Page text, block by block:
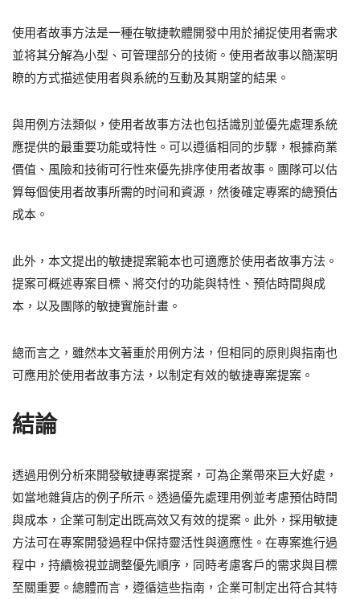
使用者故事方法是一種在敏捷軟體開發中用於捕捉使用者需求
並将其分解為小型、可管理部分的技術。使用者故事以簡潔明
瞭的方式描述使用者與系統的互動及其期望的結果。
與用例方法類似，使用者故事方法也包括識別並優先處理系統
應提供的最重要功能或特性。可以遵循相同的步驟，根據商業
價值、風險和技術可行性來優先排序使用者故事。團隊可以估
算每個使用者故事所需的时间和資源，然後確定專案的總預估
成本。
此外，本文提出的敏捷提案範本也可適應於使用者故事方法。
提案可概述專案目標、將交付的功能與特性、預估時間與成
本，以及團隊的敏捷實施計畫。
總而言之，雖然本文著重於用例方法，但相同的原則與指南也
可應用於使用者故事方法，以制定有效的敏捷專案提案。
結論
透過用例分析來開發敏捷專案提案，可為企業帶來巨大好處，
如當地雜貨店的例子所示。透過優先處理用例並考慮預估時間
與成本，企業可制定出既高效又有效的提案。此外，採用敏捷
方法可在專案開發過程中保持靈活性與適應性。在專案進行過
程中，持續檢視並調整優先順序，同時考慮客戶的需求與目標
至關重要。總體而言，遵循這些指南，企業可制定出符合其特